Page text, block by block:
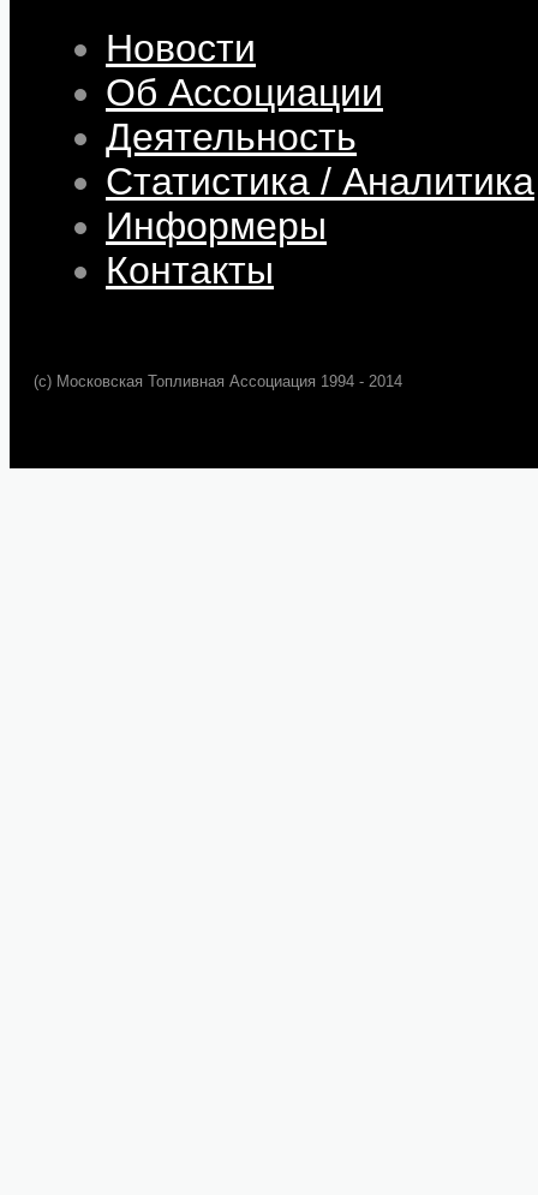
Новости
Об Ассоциации
Деятельность
Статистика / Аналитика
Информеры
Контакты
(c) Московская Топливная Ассоциация 1994 - 2014